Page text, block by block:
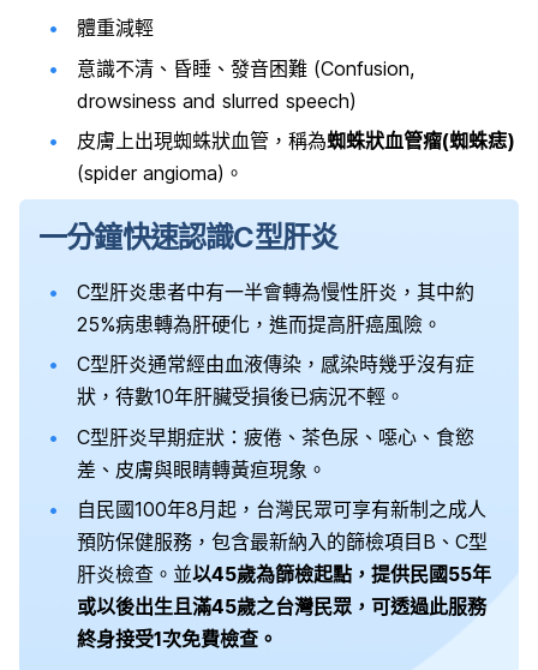
體重減輕
意識不清、昏睡、發音困難 (Confusion,
drowsiness and slurred speech)
皮膚上出現蜘蛛狀血管，稱為蜘蛛狀血管瘤(蜘蛛痣)
(spider angioma)。
一分鐘快速認識C型肝炎
C型肝炎患者中有一半會轉為慢性肝炎，其中約
25%病患轉為肝硬化，進而提高肝癌風險。
C型肝炎通常經由血液傳染，感染時幾乎沒有症
狀，待數10年肝臟受損後已病況不輕。
C型肝炎早期症狀：疲倦、茶色尿、噁心、食慾
差、皮膚與眼睛轉黃疸現象。
自民國100年8月起，台灣民眾可享有新制之成人
預防保健服務，包含最新納入的篩檢項目B、C型
肝炎檢查。並以45歲為篩檢起點，提供民國55年
或以後出生且滿45歲之台灣民眾，可透過此服務
終身接受1次免費檢查。